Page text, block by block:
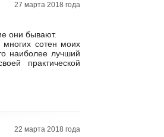
27 марта 2018 года
они бывают.
сотен моих
наиболее лучший
практической
22 марта 2018 года